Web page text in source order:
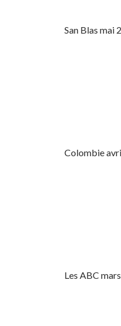
San Blas mai
Colombie
Les ABC